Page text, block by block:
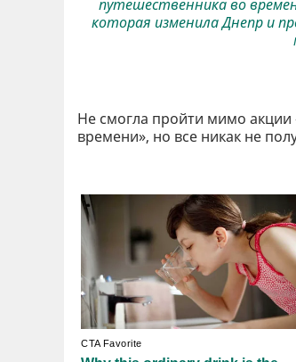
путешественника во
которая изменила Днепр и
Не смогла пройти мимо
времени», но все никак не